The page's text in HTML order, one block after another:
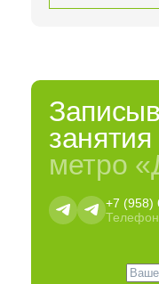
занятия
метро
+7 (958)
Телефон